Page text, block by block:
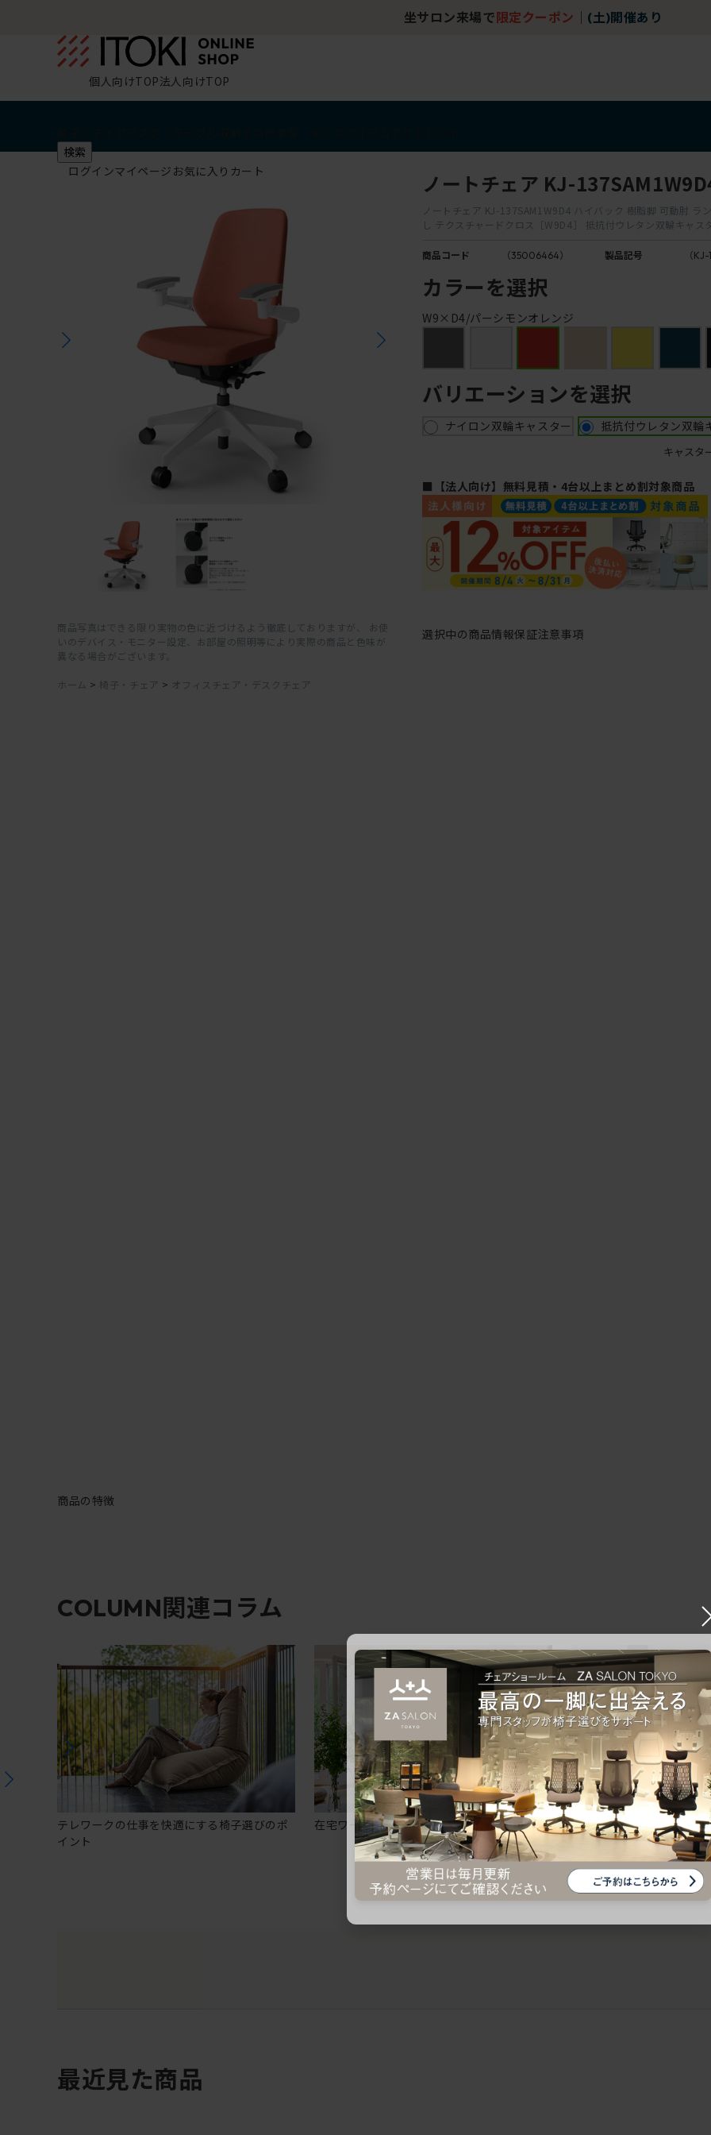
坐サロン来場で 限定クーポン (土)開催あり
個人向けTOP法人向けTOP
検索
ログインマイページ お気に入り カート
商品写真はできる限り実物の色に近づけるよう徹底しておりますが、 お使
いのデバイス・モニター設定、お部屋の照明等により実際の商品と色味が
異なる場合がございます。
ホーム > 椅子・チェア > オフィスチェア・デスクチェア
ノートチェア KJ-
ノートチェア KJ-137SAM1W9D4 ハイバック 樹脂脚 可動肘 ラ
し テクスチャードクロス［W9D4］ 抵抗付ウレタン双輪キャス
商品コード （35006464） 製品記号 （
カラーを選択
W9×D4/パーシモンオレンジ
バリエーションを選択
ナイロン双輪キャスター 抵抗付ウレタン双輪
キャスタ
■【法人向け】無料見積・4台以上まとめ割対象商品
選択中の商品情報保証注意事項
商品の特徴
COLUMN関連コラム
テレワークの仕事を快適にする椅子選びのポ
イント
在宅ワークにおすすめのオフィスチェア5選
椅子に座っているのに疲
疲れにくいチェアの選び方
最近見た商品